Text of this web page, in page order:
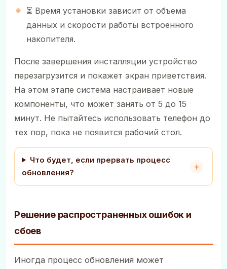
⏳ Время установки зависит от объема
данных и скорости работы встроенного
накопителя.
После завершения инсталляции устройство
перезагрузится и покажет экран приветствия.
На этом этапе система настраивает новые
компоненты, что может занять от 5 до 15
минут. Не пытайтесь использовать телефон до
тех пор, пока не появится рабочий стол.
Что будет, если прервать процесс
обновления?
Решение распространенных ошибок и
сбоев
Иногда процесс обновления может